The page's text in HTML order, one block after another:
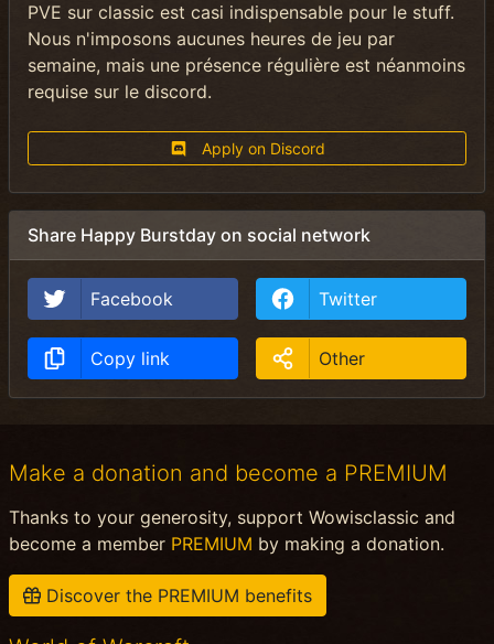
PVE sur classic est casi indispensable pour le stuff.
Nous n'imposons aucunes heures de jeu par
semaine, mais une présence régulière est néanmoins
requise sur le discord.
Apply on Discord
Share Happy Burstday on social network
Facebook Twitter
Copy link Other
Make a donation and become a PREMIUM
Thanks to your generosity, support Wowisclassic and
become a member PREMIUM by making a donation.
Discover the PREMIUM benefits